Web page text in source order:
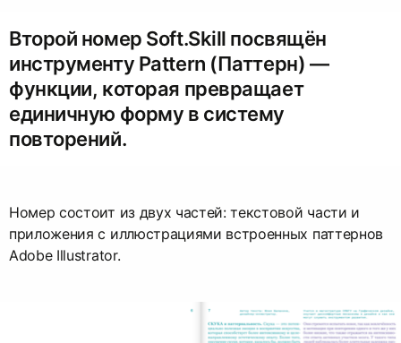
Второй номер Soft.Skill посвящён
инструменту Pattern (Паттерн) —
функции, которая превращает
единичную форму в систему
повторений.
Номер состоит из двух частей: текстовой части и
приложения с иллюстрациями встроенных паттернов
Adobe Illustrator.